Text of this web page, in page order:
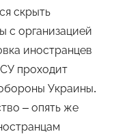
скрыть
с организацией
иностранцев
проходит
Украины.
– опять же